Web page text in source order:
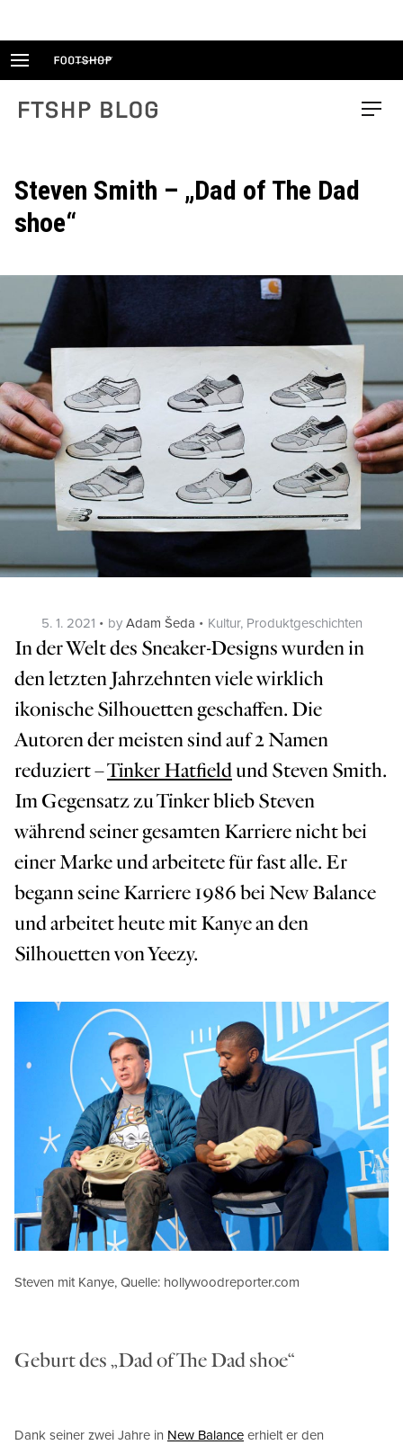
FTSHP blog Menu
Steven Smith – „Dad of The Dad
shoe“
Posted
on
5. 1. 2021 by Adam Šeda Categories
Kultur, Produktgeschichten
In der Welt des Sneaker-Designs wurden in
den letzten Jahrzehnten viele wirklich
ikonische Silhouetten geschaffen. Die
Autoren der meisten sind auf 2 Namen
reduziert –Tinker Hatfieldund Steven Smith.
Im Gegensatz zu Tinker blieb Steven
während seiner gesamten Karriere nicht bei
einer Marke und arbeitete für fast alle. Er
begann seine Karriere 1986 bei New Balance
und arbeitet heute mit Kanye an den
Silhouetten von Yeezy.
Steven mit Kanye, Quelle: hollywoodreporter.com
Geburt des „Dad of The Dad shoe“
Dank seiner zwei Jahre in New Balance erhielt er den